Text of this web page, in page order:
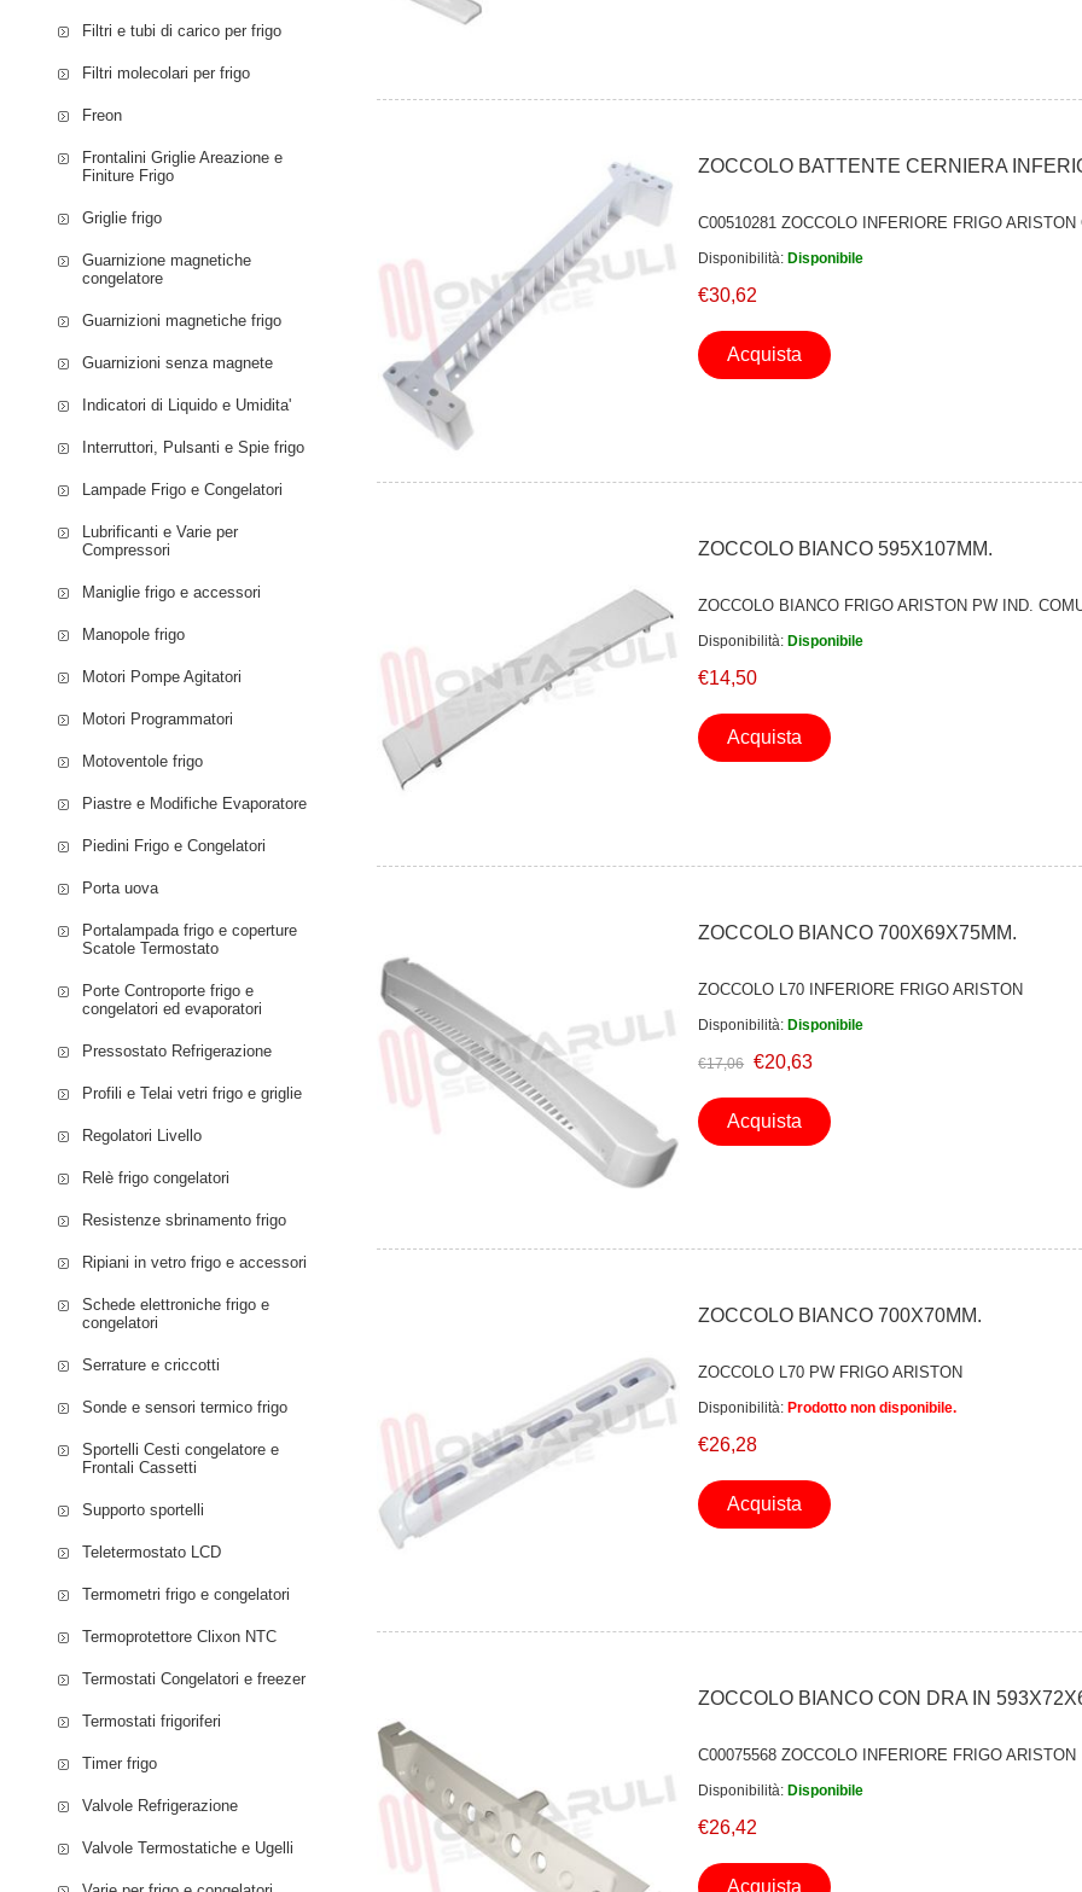
ZOCCOLO BATTENTE CERNIERA
C00510281 ZOCCOLO INFERIORE FRIGO
Disponibilità: Disponibile
€30,62
Acquista
ZOCCOLO BIANCO 595X107MM.
ZOCCOLO BIANCO FRIGO ARISTON PW IND.
Disponibilità: Disponibile
€14,50
Acquista
ZOCCOLO BIANCO 700X69X75MM.
ZOCCOLO L70 INFERIORE FRIGO ARISTON
Disponibilità: Disponibile
€17,06 €20,63
Acquista
ZOCCOLO BIANCO 700X70MM.
ZOCCOLO L70 PW FRIGO ARISTON
Disponibilità: Prodotto non disponibile.
€26,28
Acquista
ZOCCOLO BIANCO CON DRA IN
C00075568 ZOCCOLO INFERIORE FRIGO ARISTON
Disponibilità: Disponibile
€26,42
Acquista
Filtri e tubi di carico per frigo
Filtri molecolari per frigo
Freon
Frontalini Griglie Areazione e
Finiture Frigo
Griglie frigo
Guarnizione magnetiche
congelatore
Guarnizioni magnetiche frigo
Guarnizioni senza magnete
Indicatori di Liquido e Umidita'
Interruttori, Pulsanti e Spie frigo
Lampade Frigo e Congelatori
Lubrificanti e Varie per
Compressori
Maniglie frigo e accessori
Manopole frigo
Motori Pompe Agitatori
Motori Programmatori
Motoventole frigo
Piastre e Modifiche Evaporatore
Piedini Frigo e Congelatori
Porta uova
Portalampada frigo e coperture
Scatole Termostato
Porte Controporte frigo e
congelatori ed evaporatori
Pressostato Refrigerazione
Profili e Telai vetri frigo e griglie
Regolatori Livello
Relè frigo congelatori
Resistenze sbrinamento frigo
Ripiani in vetro frigo e accessori
Schede elettroniche frigo e
congelatori
Serrature e criccotti
Sonde e sensori termico frigo
Sportelli Cesti congelatore e
Frontali Cassetti
Supporto sportelli
Teletermostato LCD
Termometri frigo e congelatori
Termoprotettore Clixon NTC
Termostati Congelatori e freezer
Termostati frigoriferi
Timer frigo
Valvole Refrigerazione
Valvole Termostatiche e Ugelli